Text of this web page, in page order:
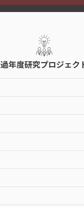
過年度研究プロジェク